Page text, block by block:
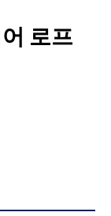
로프